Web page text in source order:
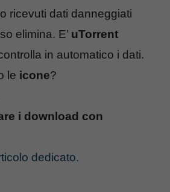
ricevuti dati danneggiati
elimina. E’ uTorrent
in automatico i dati.
le icone?
i download con
dedicato.